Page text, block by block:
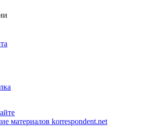
материалов korrespondent.net